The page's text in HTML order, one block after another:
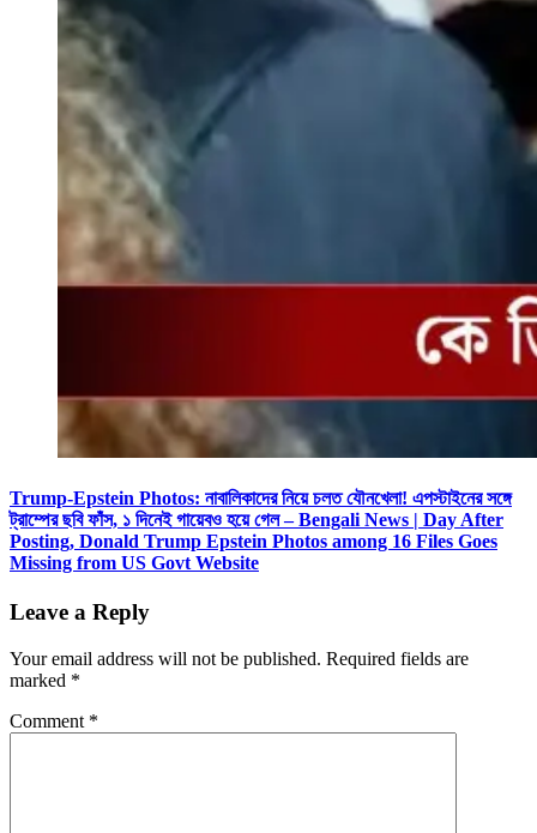
Trump-Epstein Photos: নাবালিকাদের নিয়ে চলত যৌনখেলা! এপস্টাইনের সঙ্গে
ট্রাম্পের ছবি ফাঁস, ১ দিনেই গায়েবও হয়ে গেল – Bengali News | Day After
Posting, Donald Trump Epstein Photos among 16 Files Goes
Missing from US Govt Website
Leave a Reply
Your email address will not be published. Required fields are
marked *
Comment *